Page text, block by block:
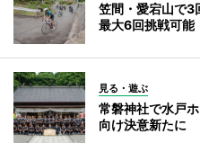
笠間・愛宕山で
最大6回挑戦可能
見る・遊ぶ
常磐神社で水戸
向け決意新たに